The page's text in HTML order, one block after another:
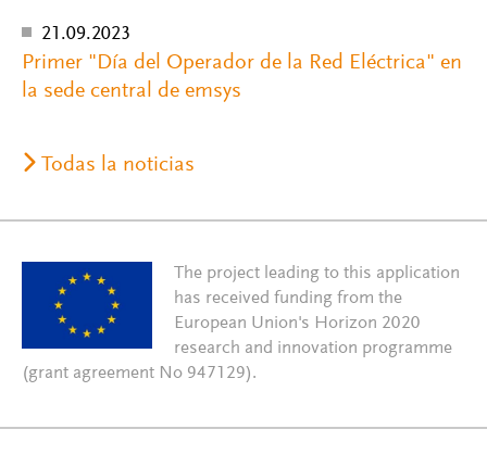
21.09.2023
Primer "Día del Operador de la Red Eléctrica" en
la sede central de emsys
Todas la noticias
The project leading to this application
has received funding from the
European Union's Horizon 2020
research and innovation programme
(grant agreement No 947129).